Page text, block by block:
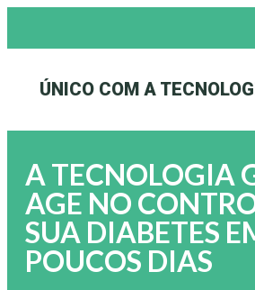
ÚNICO COM A
A TECNOLOGIA
AGE NO
SUA DIABETES
POUCOS DIAS